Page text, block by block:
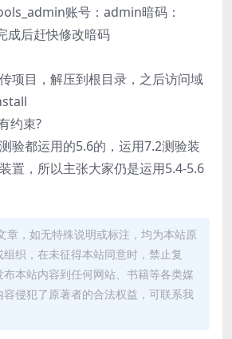
账号：admin暗码：
成后赶快修改暗码
项目，解压到根目录，之后访问域
约束?
验都运用的5.6的，运用7.2测验装
置，所以主张大家仍是运用5.4-5.6
章，如无特殊说明或标注，均为本站原
织，在未征得本站同意时，禁止复
本站内容到任何网站、书籍等各类媒
侵犯了原著者的合法权益，可联系我